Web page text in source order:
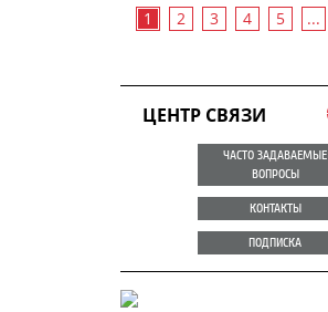
1 2 3 4 5 ...
ЦЕНТР СВЯЗИ
ЧАСТО ЗАДАВАЕМЫЕ
ВОПРОСЫ
КОНТАКТЫ
ПОДПИСКА